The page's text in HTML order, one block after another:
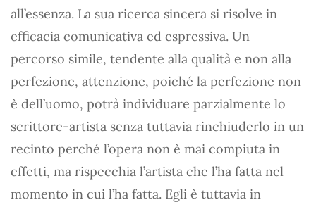
all’essenza. La sua ricerca sincera si risolve in
efficacia comunicativa ed espressiva. Un
percorso simile, tendente alla qualità e non alla
perfezione, attenzione, poiché la perfezione non
è dell’uomo, potrà individuare parzialmente lo
scrittore-artista senza tuttavia rinchiuderlo in un
recinto perché l’opera non è mai compiuta in
effetti, ma rispecchia l’artista che l’ha fatta nel
momento in cui l’ha fatta. Egli è tuttavia in